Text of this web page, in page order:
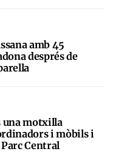
amb 45
després de
una motxilla
i mòbils i
Central